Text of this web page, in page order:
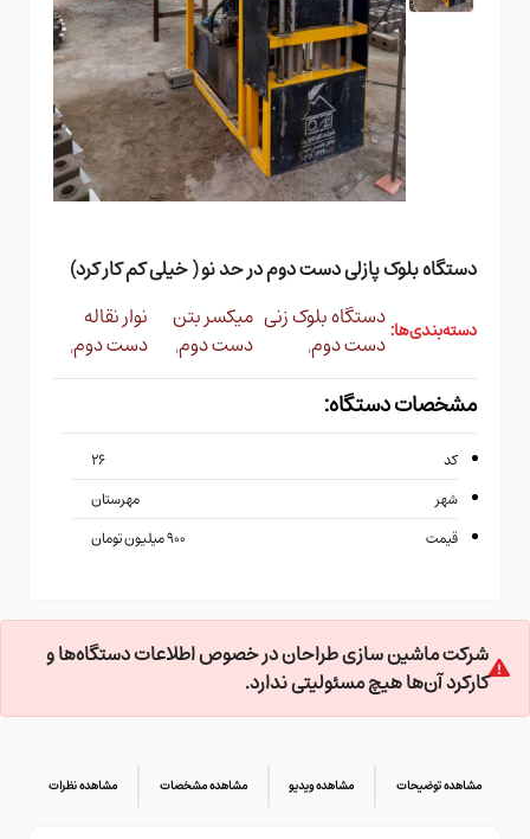
دستگاه بلوک پازلی دست دوم در حد نو ( خیلی کم کار کرد)
دسته‌بندی‌ها:دستگاه بلوک زنی
دست دوم,
میکسر بتن
دست دوم,
نوار نقاله
دست دوم,
مشخصات دستگاه:
کد
۲۶
شهر
مهرستان
قیمت
۹۰۰ میلیون تومان
شرکت ماشین سازی طراحان در خصوص اطلاعات دستگاه‌ها و
کارکرد آن‌ها هیچ مسئولیتی ندارد.
مشاهده توضیحات مشاهده ویدیو مشاهده مشخصات مشاهده نظرات